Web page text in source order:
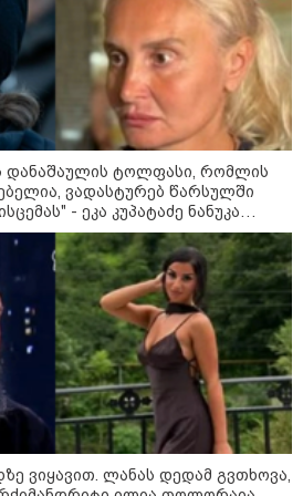
დანაშაულის ტოლფასი, რომ­ლის
ვა­დას­ტუ­რებ წარ­სულ­ში
- ეკა კუპატაძე ნანუკა
ვიყავით. ლანას დედამ გვთხოვა,